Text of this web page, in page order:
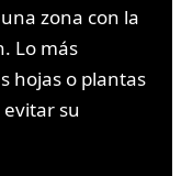
zona con la
Lo más
hojas o plantas
su